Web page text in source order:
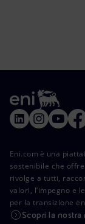
Eni.com è una
sostenibile che
rivolge a tutti,
valori, l’impegno e
per la transizione
Scopri la nostra